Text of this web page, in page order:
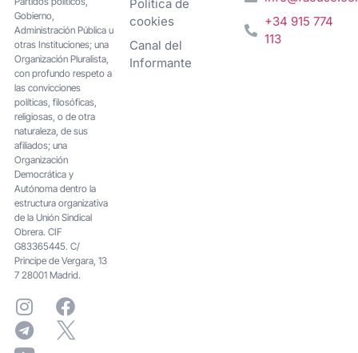
Gobierno,
Administración Pública u
otras Instituciones; una
Organización Pluralista,
con profundo respeto a
las convicciones
políticas, filosóficas,
religiosas, o de otra
naturaleza, de sus
afiliados; una
Organización
Democrática y
Autónoma dentro la
estructura organizativa
de la Unión Sindical
Obrera. CIF
G83365445. C/
Principe de Vergara, 13
7 28001 Madrid.
Política de
cookies
Canal del
Informante
+34 915 774
113